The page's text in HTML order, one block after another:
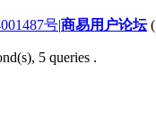
号|商易用户论坛(
5 queries .